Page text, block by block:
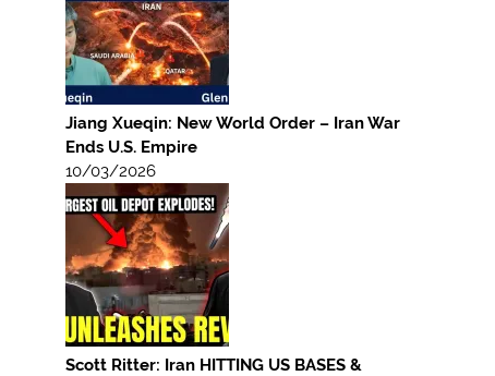
Jiang Xueqin: New World Order – Iran War
Ends U.S. Empire
10/03/2026
Scott Ritter: Iran HITTING US BASES &